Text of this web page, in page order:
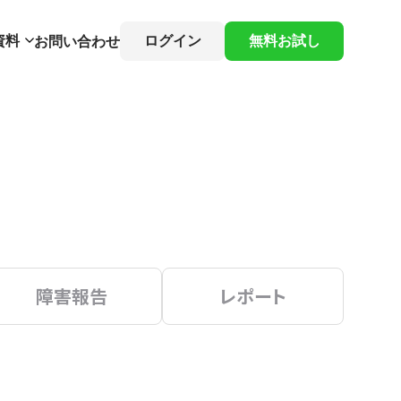
料 お問い合わせ ログイン 無料お試し
障害報告 レポート